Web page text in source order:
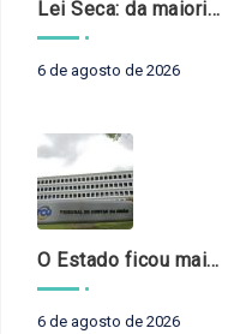
Lei Seca: da maioridade à maturidade
6 de agosto de 2026
O Estado ficou mais complexo. O controle precisa acompanhar
6 de agosto de 2026